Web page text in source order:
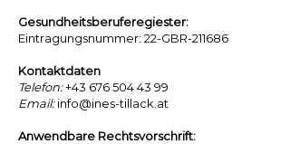
Gesundheitsberuferegiester:
Eintragungsnummer: 22-GBR-211686
Kontaktdaten
Telefon:+43 676504 43 99
Email: info@ines-tillack.at
Anwendbare Rechtsvorschrift: